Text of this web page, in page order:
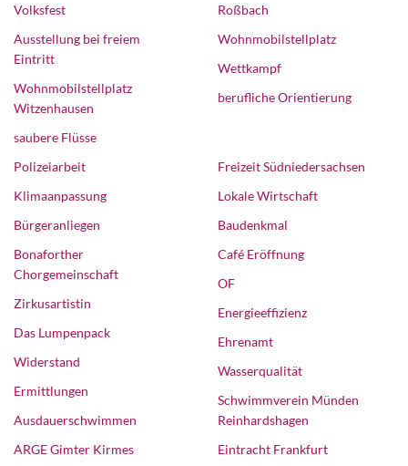
Volksfest
Ausstellung bei freiem
Eintritt
Wohnmobilstellplatz
Witzenhausen
saubere Flüsse
Roßbach
Wohnmobilstellplatz
Wettkampf
berufliche Orientierung
Polizeiarbeit
Klimaanpassung
Bürgeranliegen
Bonaforther
Chorgemeinschaft
Zirkusartistin
Das Lumpenpack
Widerstand
Ermittlungen
Ausdauerschwimmen
Freizeit Südniedersachsen
Lokale Wirtschaft
Baudenkmal
Café Eröffnung
OF
Energieeffizienz
Ehrenamt
Wasserqualität
Schwimmverein Münden
Reinhardshagen
ARGE Gimter Kirmes
Eintracht Frankfurt